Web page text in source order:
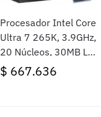
Procesador Intel Core
Ultra 7 265K, 3.9GHz,
20 Núcleos, 30MB L3,
Sin cooler, Sin Video,
$ 667.636